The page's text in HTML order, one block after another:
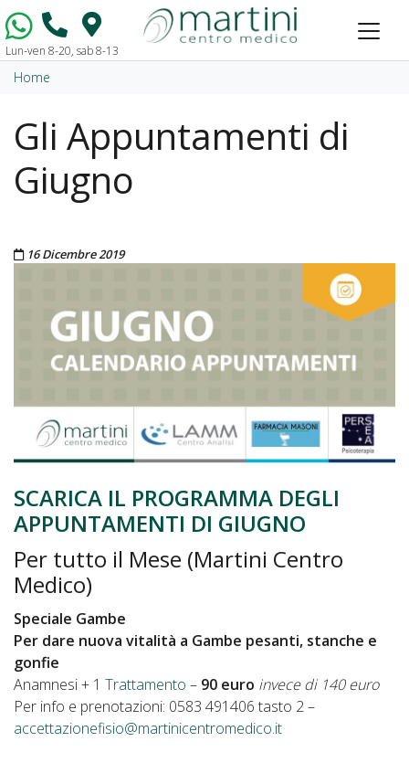
Vai al contenuto
Lun-ven 8-20, sab 8-13
Home
Gli Appuntamenti di
Giugno
Pubblicato il
16 Dicembre 2019
SCARICA IL PROGRAMMA DEGLI
APPUNTAMENTI DI GIUGNO
Per tutto il Mese (Martini Centro
Medico)
Speciale Gambe
Per dare nuova vitalità a Gambe pesanti, stanche e
gonfie
Anamnesi + 1 Trattamento – 90 euro invece di 140 euro
Per info e prenotazioni: 0583 491406 tasto 2 –
accettazionefisio@martinicentromedico.it